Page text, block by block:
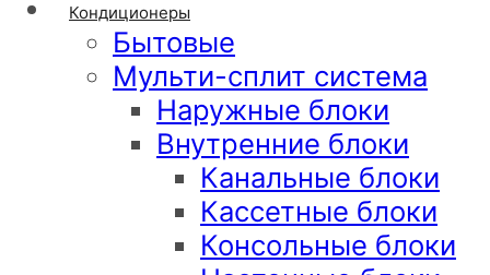
Кондиционеры
Бытовые
Мульти-сплит система
Наружные блоки
Внутренние блоки
Канальные блоки
Кассетные блоки
Консольные блоки